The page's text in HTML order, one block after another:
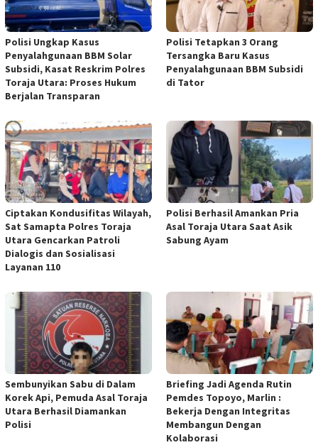
Polisi Ungkap Kasus
Penyalahgunaan BBM Solar
Subsidi, Kasat Reskrim Polres
Toraja Utara: Proses Hukum
Berjalan Transparan
Polisi Tetapkan 3 Orang
Tersangka Baru Kasus
Penyalahgunaan BBM Subsidi
di Tator
Ciptakan Kondusifitas Wilayah,
Sat Samapta Polres Toraja
Utara Gencarkan Patroli
Dialogis dan Sosialisasi
Layanan 110
Polisi Berhasil Amankan Pria
Asal Toraja Utara Saat Asik
Sabung Ayam
Sembunyikan Sabu di Dalam
Korek Api, Pemuda Asal Toraja
Utara Berhasil Diamankan
Polisi
Briefing Jadi Agenda Rutin
Pemdes Topoyo, Marlin :
Bekerja Dengan Integritas
Membangun Dengan
Kolaborasi